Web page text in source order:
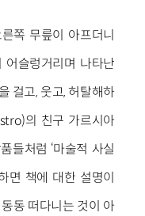
쪽 무릎이 아프더니
슬렁거리며 나타난
걸고, 웃고, 허탈해하
의 친구 가르시아
들처럼 ‘마술적 사실
면 책에 대한 설명이
동 떠다니는 것이 아